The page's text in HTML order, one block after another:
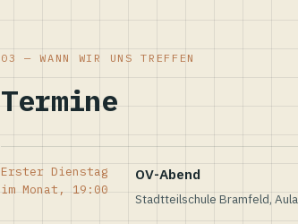
03 — WANN WIR UNS TREFFEN
Termine
Erster Dienstag
im Monat, 19:00
OV-Abend
Stadtteilschule Bramfeld,